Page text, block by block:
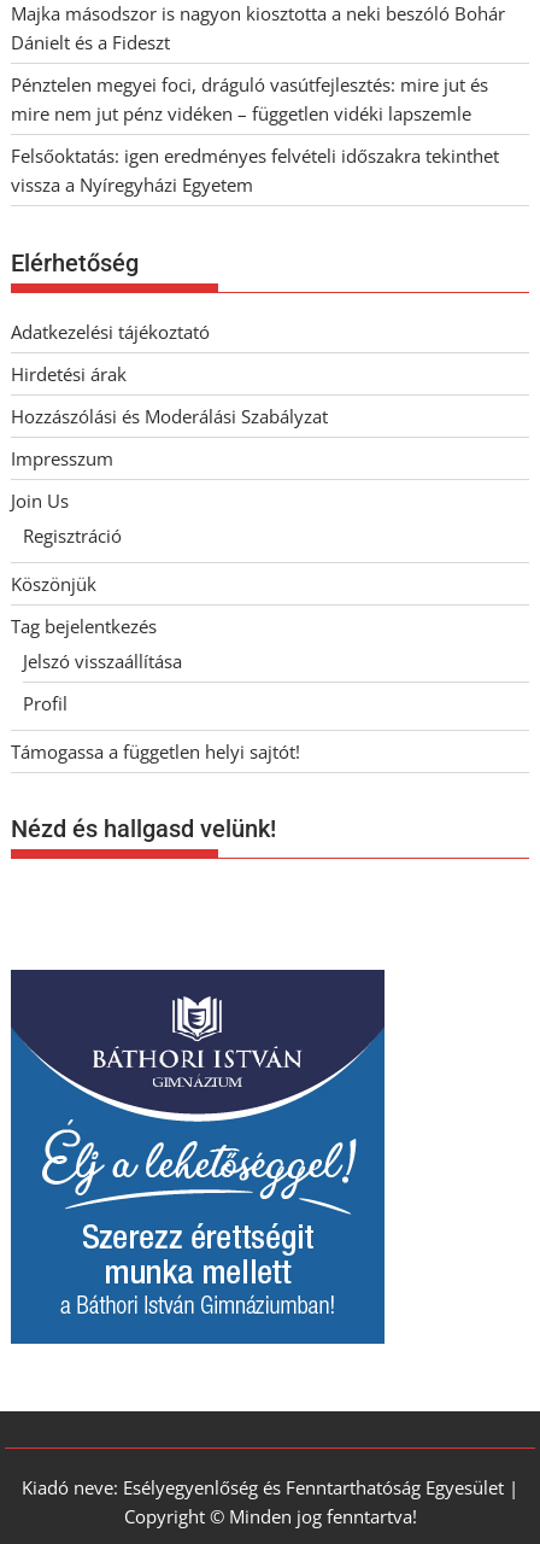
Majka másodszor is nagyon kiosztotta a neki beszóló Bohár
Dánielt és a Fideszt
Pénztelen megyei foci, dráguló vasútfejlesztés: mire jut és
mire nem jut pénz vidéken – független vidéki lapszemle
Felsőoktatás: igen eredményes felvételi időszakra tekinthet
vissza a Nyíregyházi Egyetem
Elérhetőség
Adatkezelési tájékoztató
Hirdetési árak
Hozzászólási és Moderálási Szabályzat
Impresszum
Join Us
Regisztráció
Köszönjük
Tag bejelentkezés
Jelszó visszaállítása
Profil
Támogassa a független helyi sajtót!
Nézd és hallgasd velünk!
Kiadó neve: Esélyegyenlőség és Fenntarthatóság Egyesület |
Copyright © Minden jog fenntartva!